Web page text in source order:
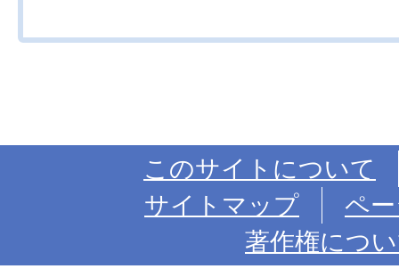
このサイトについて
サイトマップ
ペ
著作権につ